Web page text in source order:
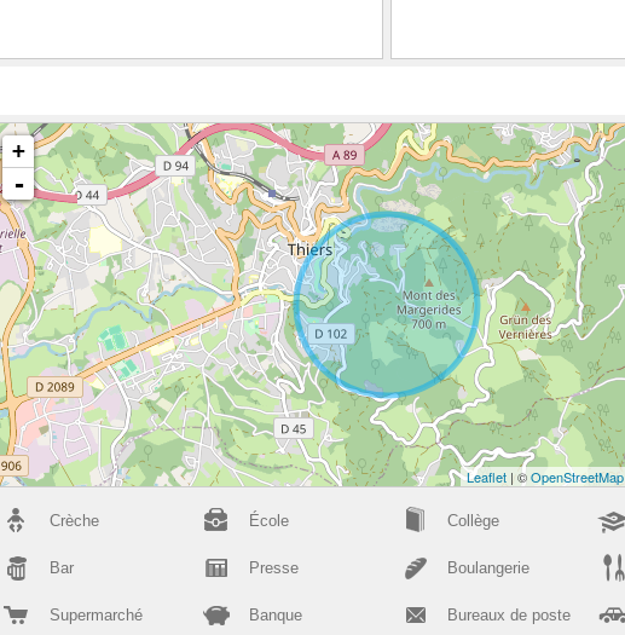
+
-
Leaflet | ©OpenStreetMap
Crèche École Collège
Bar Presse Boulangerie
Supermarché Banque Bureaux de poste